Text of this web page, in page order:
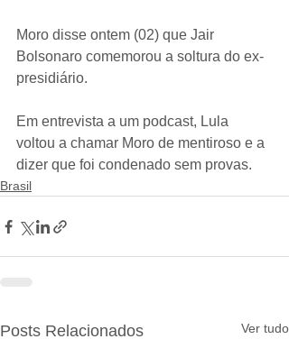
Moro disse ontem (02) que Jair
Bolsonaro comemorou a soltura do ex-
presidiário.
Em entrevista a um podcast, Lula
voltou a chamar Moro de mentiroso e a
dizer que foi condenado sem provas.
Brasil
Posts Relacionados Ver tudo